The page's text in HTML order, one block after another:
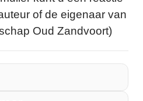
of de eigenaar van
Oud Zandvoort)